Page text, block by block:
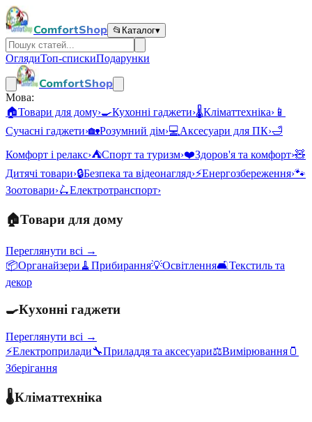
ComfortShop 📂 Каталог▾
ОглядиТоп-спискиПодарунки
ComfortShop
Мова:
🏠Товари для дому›🍳Кухонні гаджети›🌡️Кліматтехніка› 📱
Сучасні гаджети›🏡Розумний дім›💻Аксесуари для ПК›🛁
Комфорт і релакс›⛺Спорт та туризм›❤️Здоров'я та комфорт›🧸
Дитячі товари›🔒Безпека та відеонагляд›⚡Енергозбереження›🐾
Зоотовари›🛴Електротранспорт›
🏠Товари для дому
Переглянути всі →
📦Органайзери 🧹 Прибирання💡Освітлення🛋️Текстиль та
декор
🍳Кухонні гаджети
Переглянути всі →
⚡Електроприлади🔧Приладдя та аксесуари⚖️Вимірювання 🫙
Зберігання
🌡️Кліматтехніка